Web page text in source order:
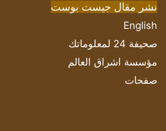
نشر مقال جيست بوست
English
صحيفة 24 لمعلوماتك
مؤسسة اشراق العالم
صفحات